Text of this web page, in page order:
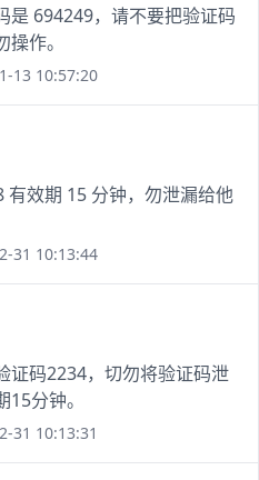
是 694249，请不要把验证码
作。
13 10:57:20
有效期 15 分钟，勿泄漏给他
31 10:13:44
证码2234，切勿将验证码泄
分钟。
31 10:13:31